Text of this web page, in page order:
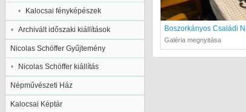
Kalocsai fényképészek
Archivált időszaki kiállítások
Nicolas Schöffer Gyűjtemény
Nicolas Schöffer kiállítás
Népművészeti Ház
Kalocsai Képtár
Boszorkányos Családi
Galéria megnyitása